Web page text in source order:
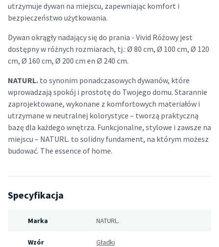
utrzymuje dywan na miejscu, zapewniając komfort i
bezpieczeństwo użytkowania.
Dywan okrągły nadający się do prania - Vivid Różowy jest
dostępny w różnych rozmiarach, tj.: Ø 80 cm, Ø 100 cm, Ø 120
cm, Ø 160 cm, Ø 200 cm en Ø 240 cm.
NATURL. to synonim ponadczasowych dywanów, które
wprowadzają spokój i prostotę do Twojego domu. Starannie
zaprojektowane, wykonane z komfortowych materiałów i
utrzymane w neutralnej kolorystyce – tworzą praktyczną
bazę dla każdego wnętrza. Funkcjonalne, stylowe i zawsze na
miejscu – NATURL. to solidny fundament, na którym możesz
budować. The essence of home.
Specyfikacja
Marka NATURL.
Wzór Gładki